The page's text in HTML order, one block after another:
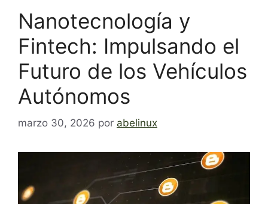
Nanotecnología y
Fintech: Impulsando el
Futuro de los Vehículos
Autónomos
marzo 30, 2026 por abelinux